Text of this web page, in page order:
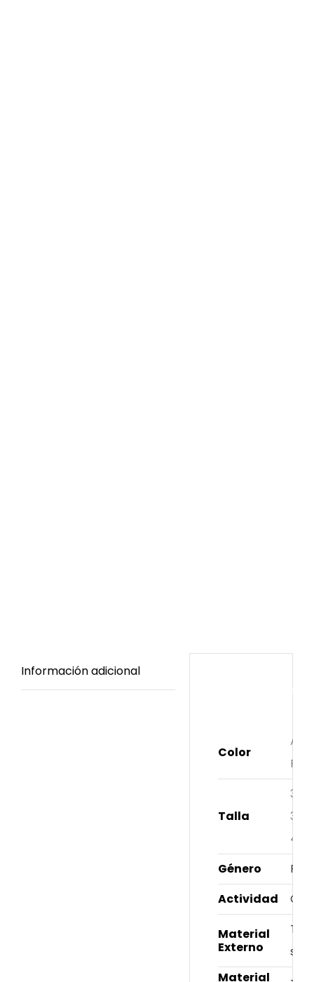
Información adicional
Información
Color
Talla
34
37
40
Género
Actividad
Material
Externo
Material